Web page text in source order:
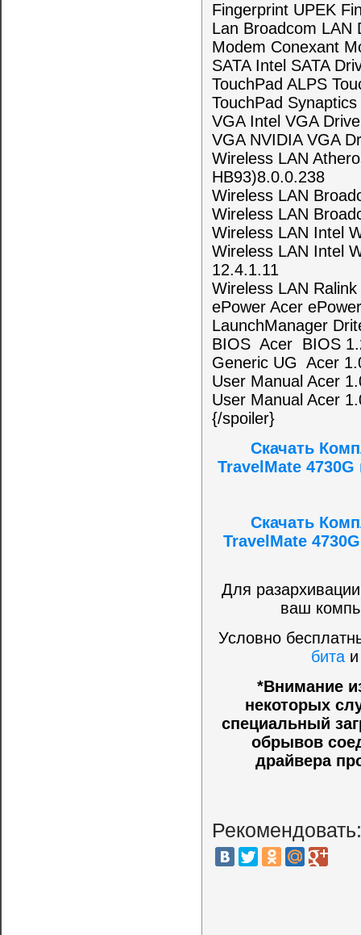
Fingerprint UPEK
Lan Broadcom
Modem Conexant
SATA Intel SATA
TouchPad ALPS
TouchPad
VGA Intel VGA
VGA NVIDIA VGA
Wireless LAN
HB93)8.0.0.238
Wireless LAN
Wireless LAN
Wireless LAN Intel
Wireless LAN Intel
12.4.1.11
Wireless LAN
ePower Acer
LaunchManager
BIOS Acer BIOS
Generic UG
User Manual Acer
User Manual Acer
{/spoiler}
Скачать
TravelMate
Скачать
TravelMate
Для
ваш
Условно
бита
*Внимание
некоторых
специальный
обрывов
драйвера